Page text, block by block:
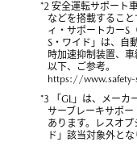
*2 安全運転サポート
などを搭載するこ
ィ・サポートカーS
S・ワイド」は、自
時加速抑制装置、
以下、ご参考。
https://
*3 「GL」は、メーカ
サーブレーキサポ
あります。レスオ
ド」該当対象外とな